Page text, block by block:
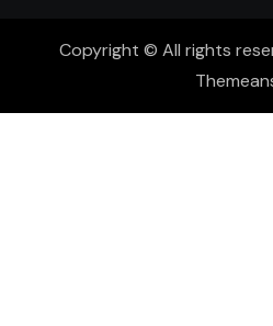
Copyright © All rights